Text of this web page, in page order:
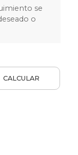
se
o
CALCULAR